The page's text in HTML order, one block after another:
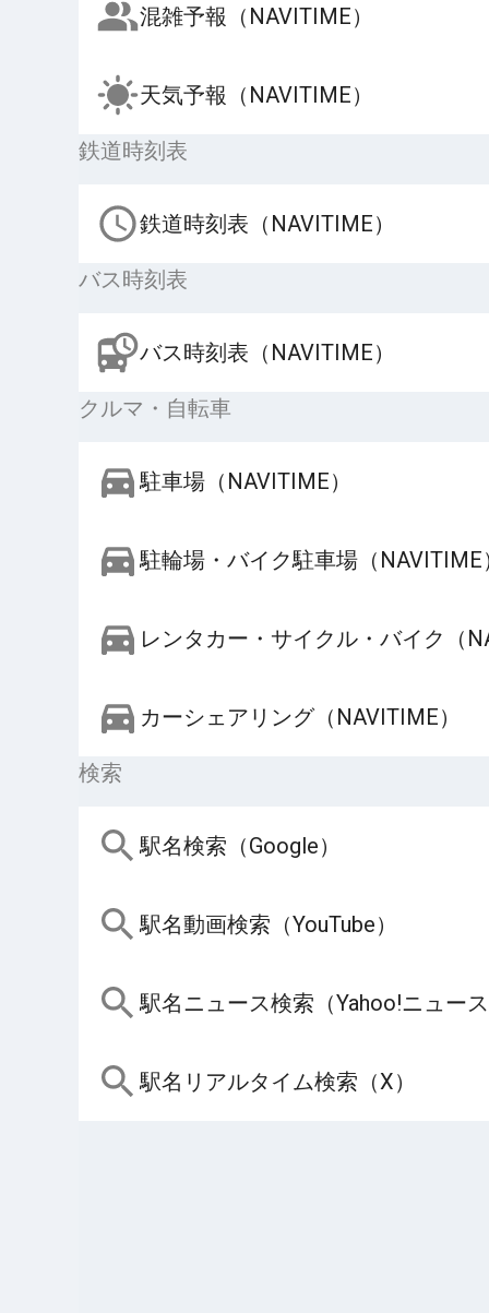
混雑予報（NAVITIME）
天気予報（NAVITIME）
鉄道時刻表
鉄道時刻表（NAVITIME）
バス時刻表
バス時刻表（NAVITIME）
クルマ・自転車
駐車場（NAVITIME）
駐輪場・バイク駐車場（NAVITIME
レンタカー・サイクル・バイク（
カーシェアリング（NAVITIME）
検索
駅名検索（Google）
駅名動画検索（YouTube）
駅名ニュース検索（Yahoo!ニュー
駅名リアルタイム検索（X）